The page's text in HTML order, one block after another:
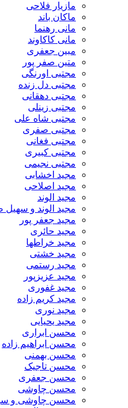
مازیار فلاحی
ماکان باند
مانی رهنما
مانی کاکاوند
مبین جعفری
متین صفر پور
مجتبی اورنگی
مجتبی دل زنده
مجتبی دهقانی
مجتبی زینلی
مجتبی شاه علی
مجتبی صفری
مجتبی فغانی
مجتبی کبیری
مجتبی نجیمی
مجید اخشابی
مجید اصلاحی
مجید الوند‎
مجید الوند و سهیل صداقت
مجید جعفر پور
مجید حائری
مجید خراطها
مجید خشتی
مجید رستمی
مجید عزیزپور
مجید غفوری
مجید کریم زاده
مجید نوری
مجید یحیایی
محسن ابراری
محسن ابراهیم زاده
محسن بهمنی
محسن تاجیک
محسن جعفری
محسن چاوشی
محسن چاوشی و سینا سرلک